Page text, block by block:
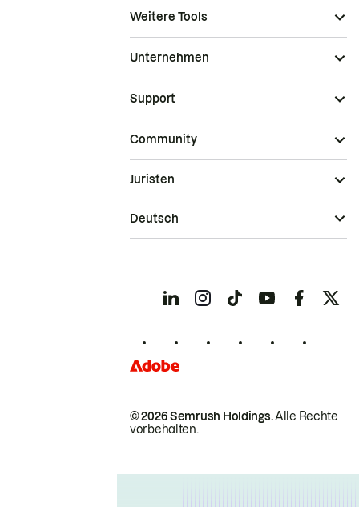
Weitere Tools
Unternehmen
Support
Community
© 2026 Semrush Holdings.Alle Rechte
vorbehalten.
Juristen
Deutsch